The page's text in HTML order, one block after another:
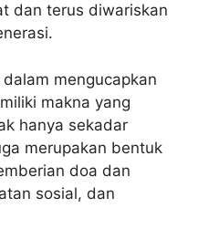
dan terus diwariskan
mengucapkan
makna yang
hanya sekadar
merupakan bentuk
doa dan
sosial, dan